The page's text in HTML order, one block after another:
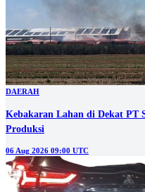
DAERAH
Kebakaran Lahan di Dekat PT
Produksi
06 Aug 2026 09:00 UTC